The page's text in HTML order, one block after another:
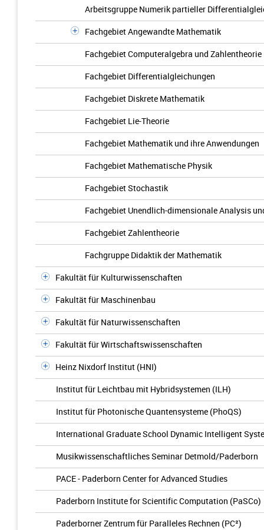
Ar­beits­grup­pe Nu­me­rik par­ti­el­ler
Fachgebiet Angewandte Mathematik
Fachgebiet Computeralgebra und Zahlentheorie
Fachgebiet Differentialgleichungen
Fachgebiet Diskrete Mathematik
Fachgebiet Lie-Theorie
Fachgebiet Mathematik und ihre Anwendungen
Fachgebiet Mathematische Physik
Fachgebiet Stochastik
Fachgebiet Unendlich-dimensionale Analysis
Fachgebiet Zahlentheorie
Fachgruppe Didaktik der Mathematik
Fakultät für Kulturwissenschaften
Fakultät für Maschinenbau
Fakultät für Naturwissenschaften
Fakultät für Wirtschaftswissenschaften
Heinz Nixdorf Institut (HNI)
Institut für Leichtbau mit Hybridsystemen (ILH)
Institut für Photonische Quantensysteme (PhoQS)
International Graduate School Dynamic Intelligent
Musikwissenschaftliches Seminar Detmold/Paderborn
PACE - Paderborn Center for Advanced Studies
Paderborn Institute for Scientific Computation (PaSCo)
Paderborner Zentrum für Paralleles Rechnen (PC²)